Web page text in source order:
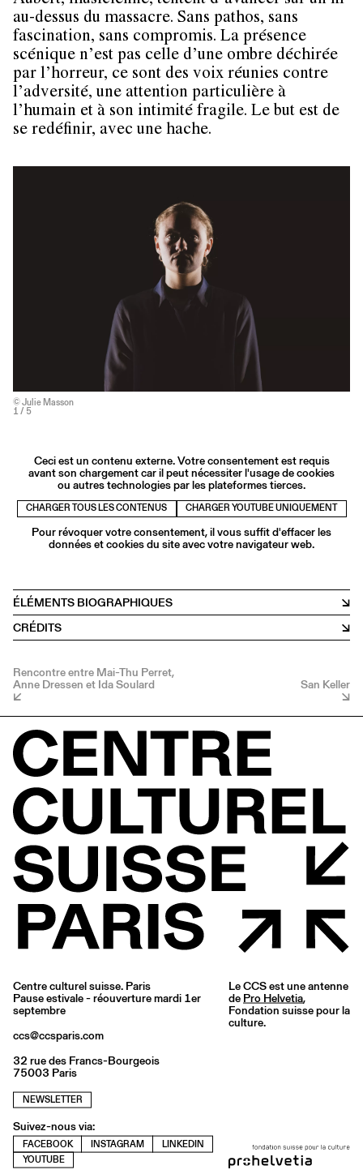
au-dessus du massacre. Sans pathos, sans
fascination, sans compromis. La présence
scénique n’est pas celle d’une ombre déchirée
par l’horreur, ce sont des voix réunies contre
l’adversité, une attention particulière à
l’humain et à son intimité fragile. Le but est de
se redéfinir, avec une hache.
© Julie Masson
1 / 5
Ceci est un contenu externe. Votre consentement est requis
avant son chargement car il peut nécessiter l'usage de cookies
ou autres technologies par les plateformes tierces.
CHARGER TOUS LES CONTENUS CHARGER YOUTUBE UNIQUEMENT
Pour révoquer votre consentement, il vous suffit d'effacer les
données et cookies du site avec votre navigateur web.
ÉLÉMENTS BIOGRAPHIQUES
CRÉDITS
Rencontre entre Mai-Thu Perret,
Anne Dressen et Ida Soulard San Keller
Centre culturel suisse. Paris
Pause estivale - réouverture mardi 1er
septembre
ccs@ccsparis.com
32 rue des Francs-Bourgeois
75003 Paris
NEWSLETTER
Suivez-nous via:
FACEBOOK INSTAGRAM
LINKEDIN
YOUTUBE
Le CCS est une antenne
de Pro Helvetia,
Fondation suisse pour la
culture.